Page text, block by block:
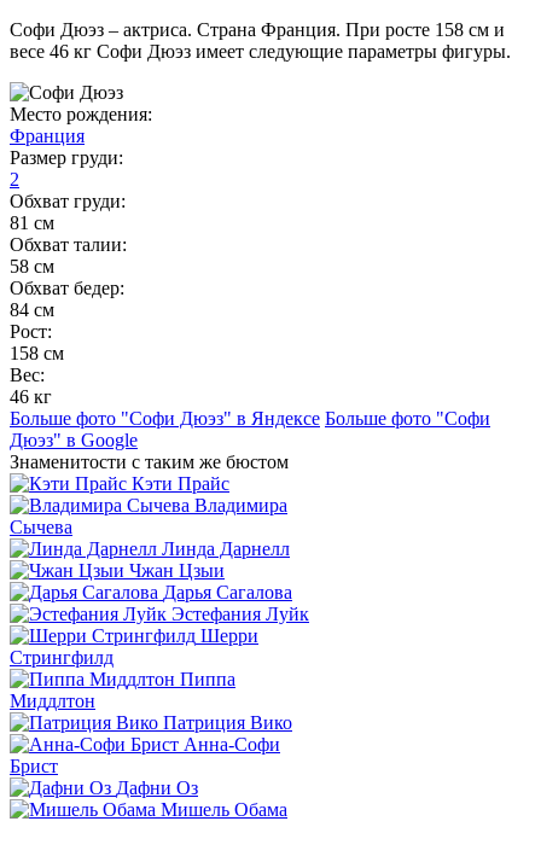
Софи Дюэз – актриса. Страна Франция. При росте 158 см и
весе 46 кг Софи Дюэз имеет следующие параметры фигуры.
Место рождения:
Франция
Размер груди:
2
Обхват груди:
81 см
Обхват талии:
58 см
Обхват бедер:
84 см
Рост:
158 см
Вес:
46 кг
Больше фото "Софи Дюэз" в Яндексе Больше фото "Софи
Дюэз" в Google
Знаменитости с таким же бюстом
Кэти Прайс
Владимира
Сычева
Линда Дарнелл
Чжан Цзыи
Дарья Сагалова
Эстефания Луйк
Шерри
Стрингфилд
Пиппа
Миддлтон
Патриция Вико
Анна-Софи
Брист
Дафни Оз
Мишель Обама